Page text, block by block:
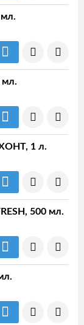
мл.
1 л.
500 мл.